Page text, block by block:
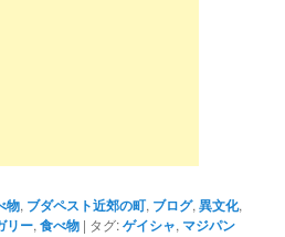
物, ブダペスト近郊の町, ブログ,異文化,
リー,食べ物 | タグ:ゲイシャ, マジパン